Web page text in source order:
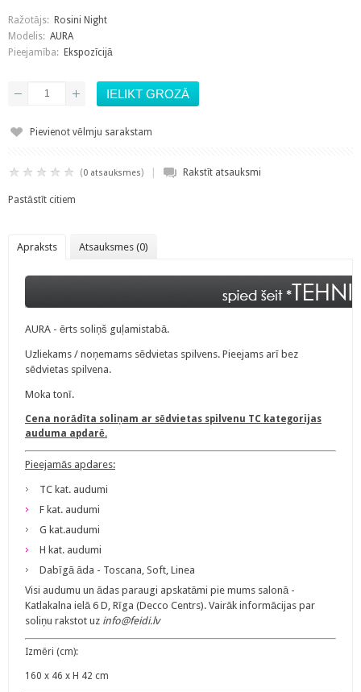
Ražotājs:
Rosini Night
Modelis: AURA
Pieejamība: Ekspozīcijā
Pievienot vēlmju sarakstam
(0 atsauksmes) Rakstīt atsauksmi
Pastāstīt citiem
Apraksts Atsauksmes (0)
AURA - ērts soliņš guļamistabā.
Uzliekams / noņemams sēdvietas spilvens. Pieejams arī bez
sēdvietas spilvena.
Moka tonī.
Cena norādīta soliņam ar sēdvietas spilvenu TC kategorijas
auduma apdarē.
Pieejamās apdares:
TC kat. audumi
F kat. audumi
G kat.audumi
H kat. audumi
Dabīgā āda - Toscana, Soft, Linea
Visi audumu un ādas paraugi apskatāmi pie mums salonā -
Katlakalna ielā 6 D, Rīga (Decco Centrs). Vairāk informācijas par
soliņu rakstot uz info@feidi.lv
Izmēri (cm):
160 x 46 x H 42 cm